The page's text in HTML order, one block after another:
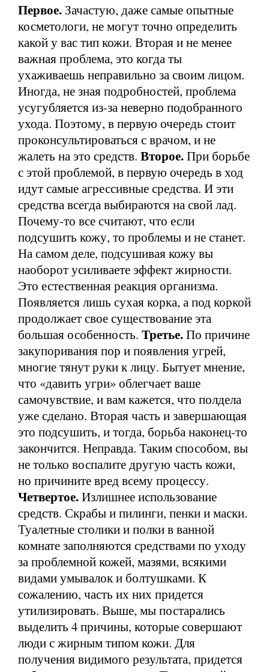
Первое. Зачастую, даже самые опытные
косметологи, не могут точно определить
какой у вас тип кожи. Вторая и не менее
важная проблема, это когда ты
ухаживаешь неправильно за своим лицом.
Иногда, не зная подробностей, проблема
усугубляется из-за неверно подобранного
ухода. Поэтому, в первую очередь стоит
проконсультироваться с врачом, и не
жалеть на это средств. Второе.При борьбе
с этой проблемой, в первую очередь в ход
идут самые агрессивные средства. И эти
средства всегда выбираются на свой лад.
Почему-то все считают, что если
подсушить кожу, то проблемы и не станет.
На самом деле, подсушивая кожу вы
наоборот усиливаете эффект жирности.
Это естественная реакция организма.
Появляется лишь сухая корка, а под коркой
продолжает свое существование эта
большая особенность. Третье.По причине
закупоривания пор и появления угрей,
многие тянут руки к лицу. Бытует мнение,
что «давить угри» облегчает ваше
самочувствие, и вам кажется, что полдела
уже сделано. Вторая часть и завершающая
это подсушить, и тогда, борьба наконец-то
закончится. Неправда. Таким способом, вы
не только воспалите другую часть кожи,
но причините вред всему процессу.
Четвертое.Излишнее использование
средств. Скрабы и пилинги, пенки и маски.
Туалетные столики и полки в ванной
комнате заполняются средствами по уходу
за проблемной кожей, мазями, всякими
видами умывалок и болтушками. К
сожалению, часть их них придется
утилизировать. Выше, мы постарались
выделить 4 причины, которые совершают
люди с жирным типом кожи. Для
получения видимого результата, придется